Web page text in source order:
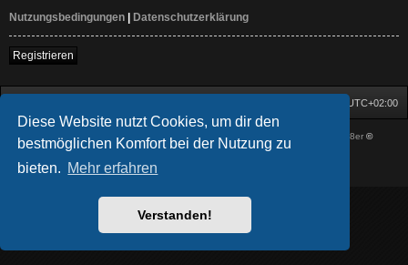
Diese Website nutzt Cookies, um dir den
bestmöglichen Komfort bei der Nutzung zu
bieten. Mehr erfahren
Verstanden!
Nutzungsbedingungen
Datenschutzerklärung
Registrieren
UTC+02:00
Powered byphpBB® Forum Software © phpBB Limited Prosk8er©
phpBB.de
Datenschutz